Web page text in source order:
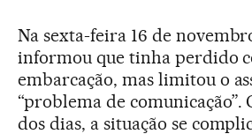
Na sexta-feira 16 de
informou que tinha perdido
embarcação, mas limitou o
“problema de comunicação”.
dos dias, a situação se